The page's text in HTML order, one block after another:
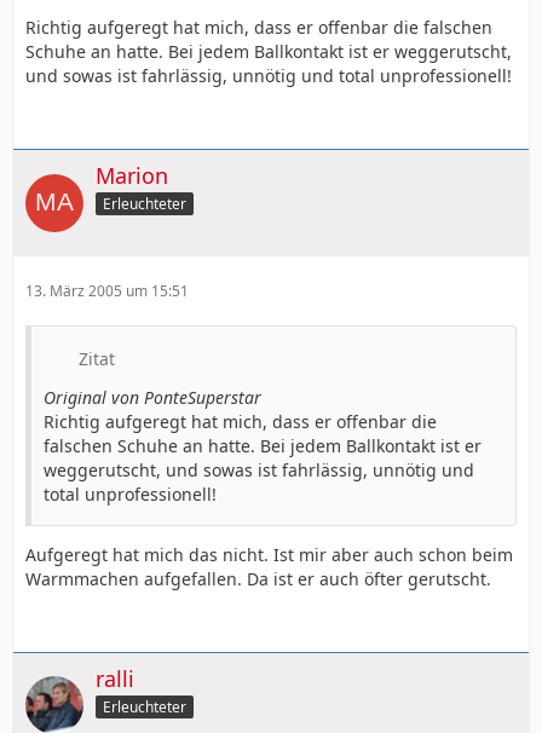
Richtig aufgeregt hat mich, dass er offenbar die falschen
Schuhe an hatte. Bei jedem Ballkontakt ist er weggerutscht,
und sowas ist fahrlässig, unnötig und total unprofessionell!
Marion
Erleuchteter
13. März 2005 um 15:51
Zitat
Original von PonteSuperstar
Richtig aufgeregt hat mich, dass er offenbar die
falschen Schuhe an hatte. Bei jedem Ballkontakt ist er
weggerutscht, und sowas ist fahrlässig, unnötig und
total unprofessionell!
Aufgeregt hat mich das nicht. Ist mir aber auch schon beim
Warmmachen aufgefallen. Da ist er auch öfter gerutscht.
ralli
Erleuchteter